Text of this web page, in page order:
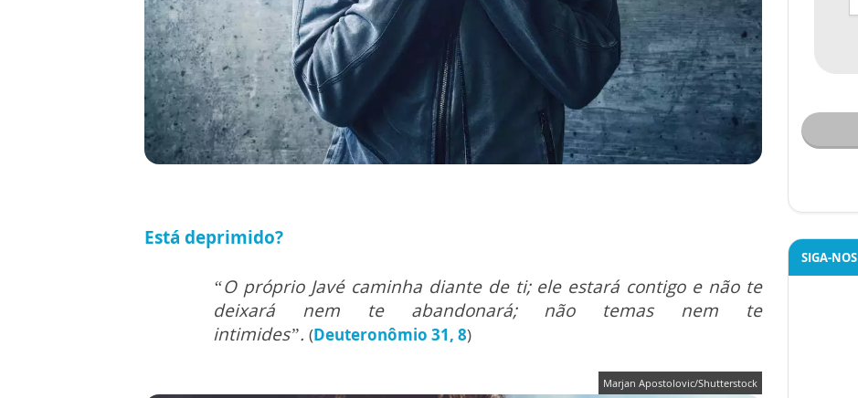
Está deprimido?
“O próprio Javé caminha diante de ti; ele estará contigo e não te
deixará nem te abandonará; não temas nem te
intimides”. (Deuteronômio 31, 8)
Marjan Apostolovic/Shutterstock
SIGA-NOS